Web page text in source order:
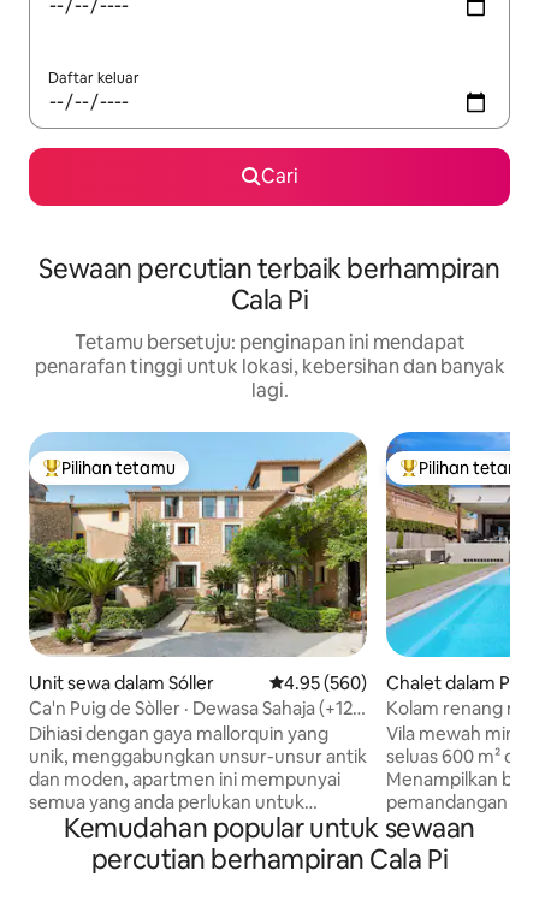
Daftar keluar
Cari
Sewaan percutian terbaik berhampiran
Cala Pi
Tetamu bersetuju: penginapan ini mendapat
penarafan tinggi untuk lokasi, kebersihan dan banyak
lagi.
Pilihan utama tetamu
Pilihan tetamu
Unit sewa dalam Sóller Penarafan purata 4.95 daripada
4.95 (560)
Ca'n Puig de Sòller · Dewasa Sahaja (+12),
Pentho...
Dihiasi dengan gaya mallorquin yang
unik, menggabungkan unsur-unsur antik
dan moden, apartmen ini mempunyai
semua yang anda perlukan untuk
percutian anda di pulau ini. Setiap bilik
tidur mempunyai bilik mandi sendiri dan
ruang tamu mempunyai sofa yang
Pilihan utama
Pilihan tetamu
Chalet dalam
Kolam renang
dipanaskan
Vila mewah
seluas 600 m² di
Menampilkan
pemandangan
TV satelit,
gimnasium.
(9 x 5 m) dengan
Kemudahan popular untuk sewaan
percutian berhampiran Cala Pi